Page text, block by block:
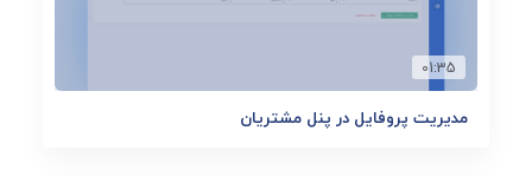
01:35
مدیریت پروفایل در پنل مشتریان